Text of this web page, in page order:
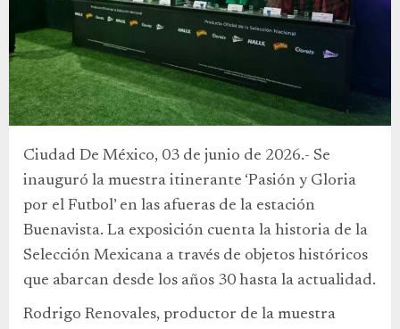
Ciudad De México, 03 de junio de 2026.- Se
inauguró la muestra itinerante ‘Pasión y Gloria
por el Futbol’ en las afueras de la estación
Buenavista. La exposición cuenta la historia de la
Selección Mexicana a través de objetos históricos
que abarcan desde los años 30 hasta la actualidad.
Rodrigo Renovales, productor de la muestra